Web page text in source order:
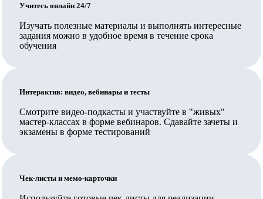
разрешение.
В Педкампусе обучают своих сотрудников
договор на обучение.
Вносятся ли данные в ФИС ФРДО?
Обучение проходит полностью дистанционно или нужно
Учитесь онлайн 24/7
Изучать полезные материалы и выполнять интересные
задания можно в удобное время в течение срока
обучения
Интерактив: видео, вебинары и тесты
Смотрите видео-подкасты и участвуйте в "живых"
мастер-классах в форме вебинаров. Сдавайте зачеты и
экзамены в форме тестирований
Чек-листы и мемо-карточки